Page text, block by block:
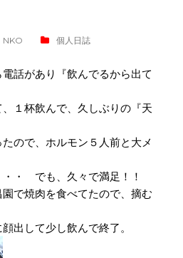
NKO 個人日誌
話があり『飲んでるから出て
１杯飲んで、久しぶりの『天
ので、ホルモン５人前と大メ
・ でも、久々で満足！！
で焼肉を食べてたので、摘む
出して少し飲んで終了。